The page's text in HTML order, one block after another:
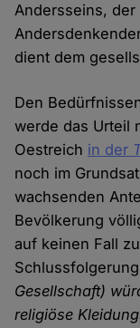
Andersseins,
dient dem
Den
werde das Urteil
Oestreich in der
noch im
wachsenden
Bevölkerung
auf keinen Fall
Gesellschaft)
religiöse